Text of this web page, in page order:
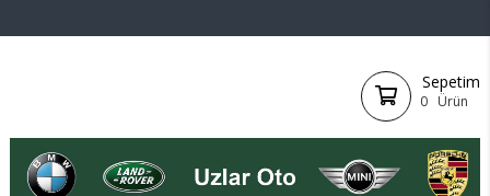
Sepetim
0 Ürün